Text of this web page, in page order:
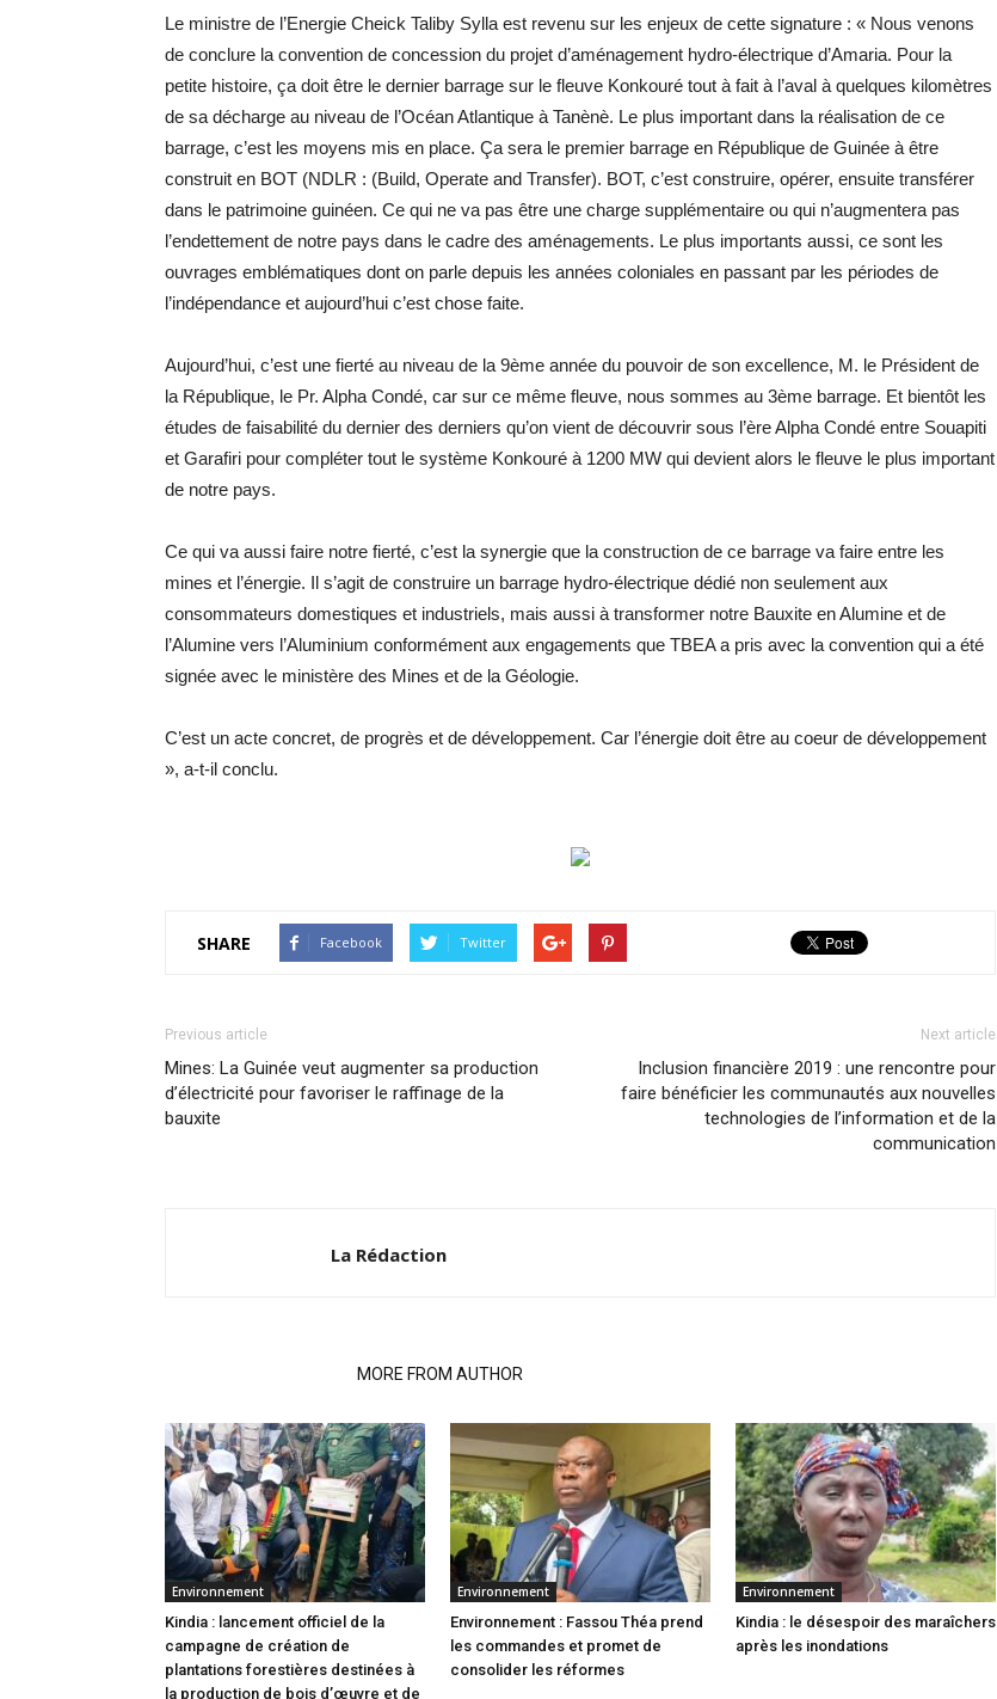
Le ministre de l’Energie Cheick Taliby Sylla est revenu sur les enjeux de cette signature : « Nous venons
de conclure la convention de concession du projet d’aménagement hydro-électrique d’Amaria. Pour la
petite histoire, ça doit être le dernier barrage sur le fleuve Konkouré tout à fait à l’aval à quelques kilomètres
de sa décharge au niveau de l’Océan Atlantique à Tanènè. Le plus important dans la réalisation de ce
barrage, c’est les moyens mis en place. Ça sera le premier barrage en République de Guinée à être
construit en BOT (NDLR : (Build, Operate and Transfer). BOT, c’est construire, opérer, ensuite transférer
dans le patrimoine guinéen. Ce qui ne va pas être une charge supplémentaire ou qui n’augmentera pas
l’endettement de notre pays dans le cadre des aménagements. Le plus importants aussi, ce sont les
ouvrages emblématiques dont on parle depuis les années coloniales en passant par les périodes de
l’indépendance et aujourd’hui c’est chose faite.
Aujourd’hui, c’est une fierté au niveau de la 9ème année du pouvoir de son excellence, M. le Président de
la République, le Pr. Alpha Condé, car sur ce même fleuve, nous sommes au 3ème barrage. Et bientôt les
études de faisabilité du dernier des derniers qu’on vient de découvrir sous l’ère Alpha Condé entre Souapiti
et Garafiri pour compléter tout le système Konkouré à 1200 MW qui devient alors le fleuve le plus important
de notre pays.
Ce qui va aussi faire notre fierté, c’est la synergie que la construction de ce barrage va faire entre les
mines et l’énergie. Il s’agit de construire un barrage hydro-électrique dédié non seulement aux
consommateurs domestiques et industriels, mais aussi à transformer notre Bauxite en Alumine et de
l’Alumine vers l’Aluminium conformément aux engagements que TBEA a pris avec la convention qui a été
signée avec le ministère des Mines et de la Géologie.
C’est un acte concret, de progrès et de développement. Car l’énergie doit être au coeur de développement
», a-t-il conclu.
SHARE Facebook Twitter
Previous article
Mines: La Guinée veut augmenter sa production
d’électricité pour favoriser le raffinage de la
bauxite
Next article
Inclusion financière 2019 : une rencontre pour
faire bénéficier les communautés aux nouvelles
technologies de l’information et de la
communication
La Rédaction
MORE FROM AUTHOR
Environnement
Kindia : lancement officiel de la
campagne de création de
plantations forestières destinées à
la production de bois d’œuvre et de
Environnement
Environnement : Fassou Théa prend
les commandes et promet de
consolider les réformes
Environnement
Kindia : le désespoir des maraîchers
après les inondations